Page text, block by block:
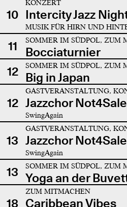
10
KONZERT
Intercity Jazz
MUSIK FÜR HIRN UND
11 SOMMER IM SÜDPOL, ZUM
Bocciaturnier
12
SOMMER IM SÜDPOL, ZUM
Big in Japan
12
GASTVERANSTALTUNG,
Jazzchor Not4Sale
SwingAgain
13
GASTVERANSTALTUNG,
Jazzchor Not4Sale
SwingAgain
13 SOMMER IM SÜDPOL, ZUM
Yoga an der
18
ZUM MITMACHEN
Caribbean Vibes